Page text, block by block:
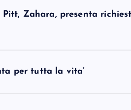
Zahara, presenta
per tutta la vita’